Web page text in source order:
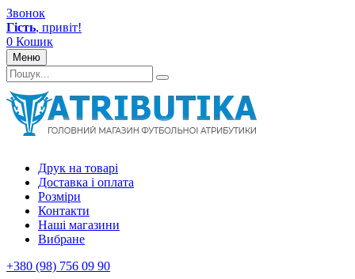
Звонок
Гість, привіт!
0 Кошик
Меню
Друк на товарі
Доставка і оплата
Розміри
Контакти
Наші магазини
Вибране
+380 (98) 756 09 90